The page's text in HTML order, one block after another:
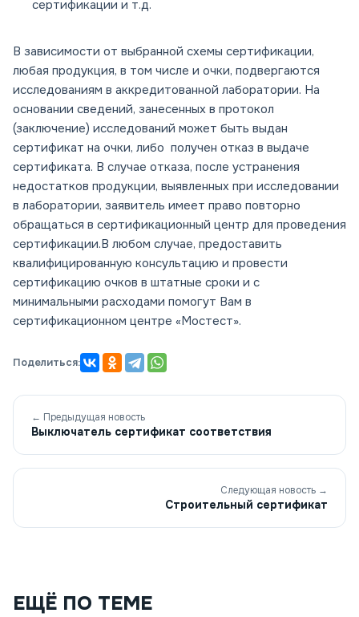
сертификации и т.д.
В зависимости от выбранной схемы сертификации,
любая продукция, в том числе и очки, подвергаются
исследованиям в аккредитованной лаборатории. На
основании сведений, занесенных в протокол
(заключение) исследований может быть выдан
сертификат на очки, либо получен отказ в выдаче
сертификата. В случае отказа, после устранения
недостатков продукции, выявленных при исследовании
в лаборатории, заявитель имеет право повторно
обращаться в сертификационный центр для проведения
сертификации.В любом случае, предоставить
квалифицированную консультацию и провести
сертификацию очков в штатные сроки и с
минимальными расходами помогут Вам в
сертификационном центре «Мостест».
Поделиться:
← Предыдущая новость
Выключатель сертификат соответствия
Следующая новость →
Строительный сертификат
ЕЩЁ ПО ТЕМЕ